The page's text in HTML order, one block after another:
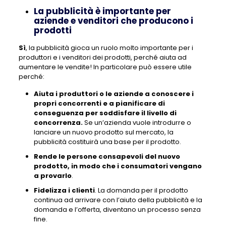
La pubblicità è importante per
aziende e venditori che producono i
prodotti
Sì, la pubblicità gioca un ruolo molto importante per i
produttori e i venditori dei prodotti, perché aiuta ad
aumentare le vendite! In particolare può essere utile
perché:
Aiuta i produttori o le aziende a conoscere i
propri concorrenti e a pianificare di
conseguenza per soddisfare il livello di
concorrenza.Se un’azienda vuole introdurre o
lanciare un nuovo prodotto sul mercato, la
pubblicità costituirà una base per il prodotto.
Rende le persone consapevoli del nuovo
prodotto, in modo che i consumatori vengano
a provarlo.
Fidelizza i clienti. La domanda per il prodotto
continua ad arrivare con l’aiuto della pubblicità e la
domanda e l’offerta, diventano un processo senza
fine.